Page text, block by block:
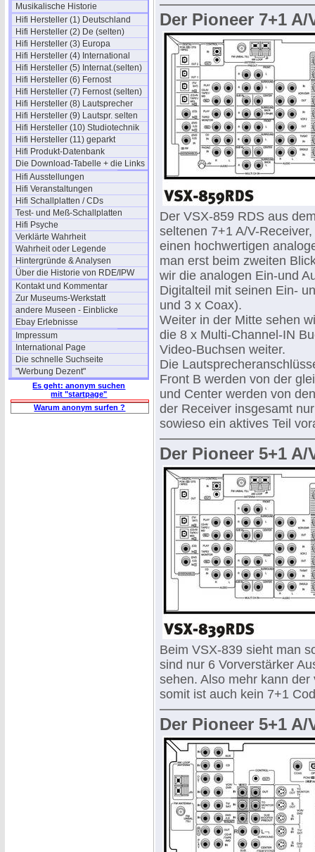
Musikalische Historie
Hifi Hersteller (1) Deutschland
Hifi Hersteller (2) De (selten)
Hifi Hersteller (3) Europa
Hifi Hersteller (4) International
Hifi Hersteller (5) Internat.(selten)
Hifi Hersteller (6) Fernost
Hifi Hersteller (7) Fernost (selten)
Hifi Hersteller (8) Lautsprecher
Hifi Hersteller (9) Lautspr. selten
Hifi Hersteller (10) Studiotechnik
Hifi Hersteller (11) geparkt
Hifi Produkt-Datenbank
Die Download-Tabelle + die Links
Hifi Ausstellungen
Hifi Veranstaltungen
Hifi Schallplatten / CDs
Test- und Meß-Schallplatten
Hifi Psyche
Verklärte Wahrheit
Wahrheit oder Legende
Hintergründe & Analysen
Über die Historie von RDE/IPW
Kontakt und Kommentar
Zur Museums-Werkstatt
andere Museen - Einblicke
Ebay Erlebnisse
Impressum
International Page
Die schnelle Suchseite
"Werbung Dezent"
Es geht: anonym suchen
mit "startpage"
Warum anonym surfen ?
Der Pioneer 7+1 A/
Der VSX-859 RDS aus
seltenen 7+1 A/V-
einen hochwertigen
man erst beim zweiten
wir die analogen Ein-und
Digitalteil mit seinen Ein-
und 3 x Coax).
Weiter in der Mitte sehen
die 8 x Multi-Channel-IN
Video-Buchsen weiter.
Die
Front B werden von der
und Center werden von
der Receiver insgesamt
sowieso ein aktives Teil
Der Pioneer 5+1 A/
Beim VSX-839 sieht man
sind nur 6 Vorverstärker
sehen. Also mehr kann
somit ist auch kein 7+1
Der Pioneer 5+1 A/